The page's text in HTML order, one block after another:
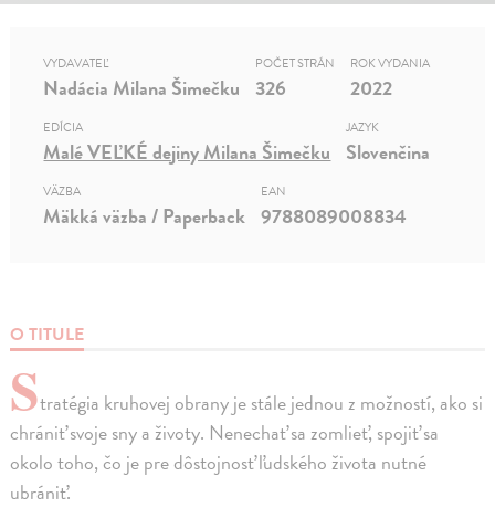
O TITULE
Stratégia kruhovej obrany je stále jednou z možností, ako si
chrániť svoje sny a životy. Nenechať sa zomlieť, spojiť sa
okolo toho, čo je pre dôstojnosť ľudského života nutné
ubrániť.
VYDAVATEĽ
Nadácia Milana Šimečku
POČET STRÁN
326
ROK VYDANIA
2022
EDÍCIA
Malé VEĽKÉ dejiny Milana Šimečku
JAZYK
Slovenčina
VÄZBA
Mäkká väzba / Paperback
EAN
9788089008834